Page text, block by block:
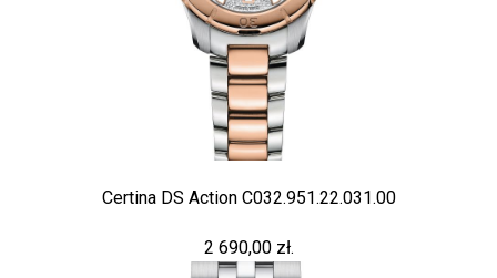
Certina DS Action C032.951.22.031.00
2 690,00 zł.